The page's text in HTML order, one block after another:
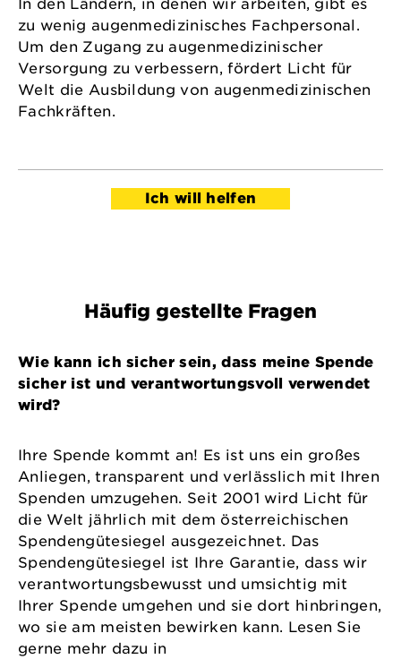
In den Ländern, in denen wir arbeiten, gibt es
zu wenig augenmedizinisches Fachpersonal.
Um den Zugang zu augenmedizinischer
Versorgung zu verbessern, fördert Licht für
Welt die Ausbildung von augenmedizinischen
Fachkräften.
Ich will helfen
Häufig gestellte Fragen
Wie kann ich sicher sein, dass meine Spende
sicher ist und verantwortungsvoll verwendet
wird?
Ihre Spende kommt an! Es ist uns ein großes
Anliegen, transparent und verlässlich mit Ihren
Spenden umzugehen. Seit 2001 wird Licht für
die Welt jährlich mit dem österreichischen
Spendengütesiegel ausgezeichnet. Das
Spendengütesiegel ist Ihre Garantie, dass wir
verantwortungsbewusst und umsichtig mit
Ihrer Spende umgehen und sie dort hinbringen,
wo sie am meisten bewirken kann. Lesen Sie
gerne mehr dazu in